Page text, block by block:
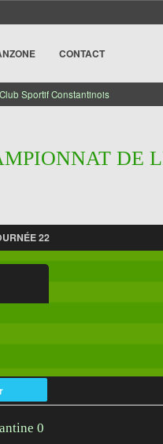
CONTACT
Sportif Constantinois
DE
22
0